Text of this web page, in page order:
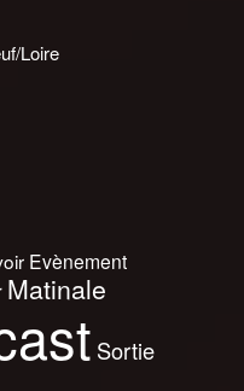
Loire
Evènement
Matinale
Sortie